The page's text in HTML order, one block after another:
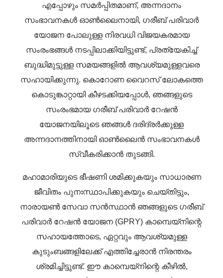
എപ്പോഴും സമർപ്പിതമാണ്, അന്നദാനം
സംഭാവനകൾ ഓൺലൈനായി, ഗരീബ് പരിവാർ
യോജന പോലുള്ള നിരവധി വിജയകരമായ
സംരംഭങ്ങൾ നടപ്പിലാക്കിയിട്ടുണ്ട്, പ്രത്യേകിച്ച്
ബുദ്ധിമുട്ടുള്ള സമയങ്ങളിൽ ആവശ്യമുള്ളവരെ
സഹായിക്കുന്നു. കൊറോണ വൈറസ് ലോകത്തെ
കൊടുങ്കാറ്റായി കീഴടക്കിയപ്പോൾ, ഞങ്ങളുടെ
സംരംഭമായ ഗരീബ് പരിവാർ റേഷൻ
യോജനയിലൂടെ ഞങ്ങൾ ദരിദ്രർക്കുള്ള
അന്നദാനത്തിനായി ഓൺലൈൻ സംഭാവനകൾ
സ്വീകരിക്കാൻ തുടങ്ങി.
മഹാമാരിയുടെ ഭീഷണി ശമിക്കുകയും സാധാരണ
ജീവിതം പുനഃസ്ഥാപിക്കുകയും ചെയ്തിട്ടും,
നാരായൺ സേവാ സൻസ്ഥാൻ ഞങ്ങളുടെ ഗരീബ്
പരിവാർ റേഷൻ യോജന (GPRY) കാമ്പെയ്‌നിന്റെ
സഹായത്തോടെ, ഏറ്റവും ആവശ്യമുള്ള
കുടുംബങ്ങളിലേക്ക് എത്തിച്ചേരാൻ നിരന്തരം
ശ്രമിച്ചിട്ടുണ്ട്. ഈ കാമ്പെയ്‌നിന്റെ കീഴിൽ,